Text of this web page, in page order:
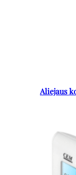
Aliejaus